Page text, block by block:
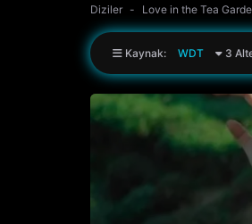
Diziler Love in the Tea
Kaynak: WDT 3